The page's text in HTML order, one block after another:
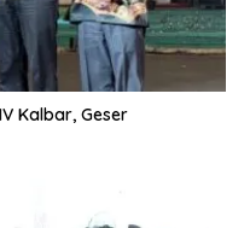
Kalbar, Geser